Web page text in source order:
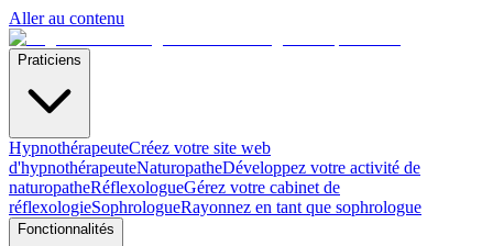
Aller au contenu
Praticiens
HypnothérapeuteCréez votre site web
d'hypnothérapeuteNaturopatheDéveloppez votre activité de
naturopatheRéflexologueGérez votre cabinet de
réflexologieSophrologueRayonnez en tant que sophrologue
Fonctionnalités